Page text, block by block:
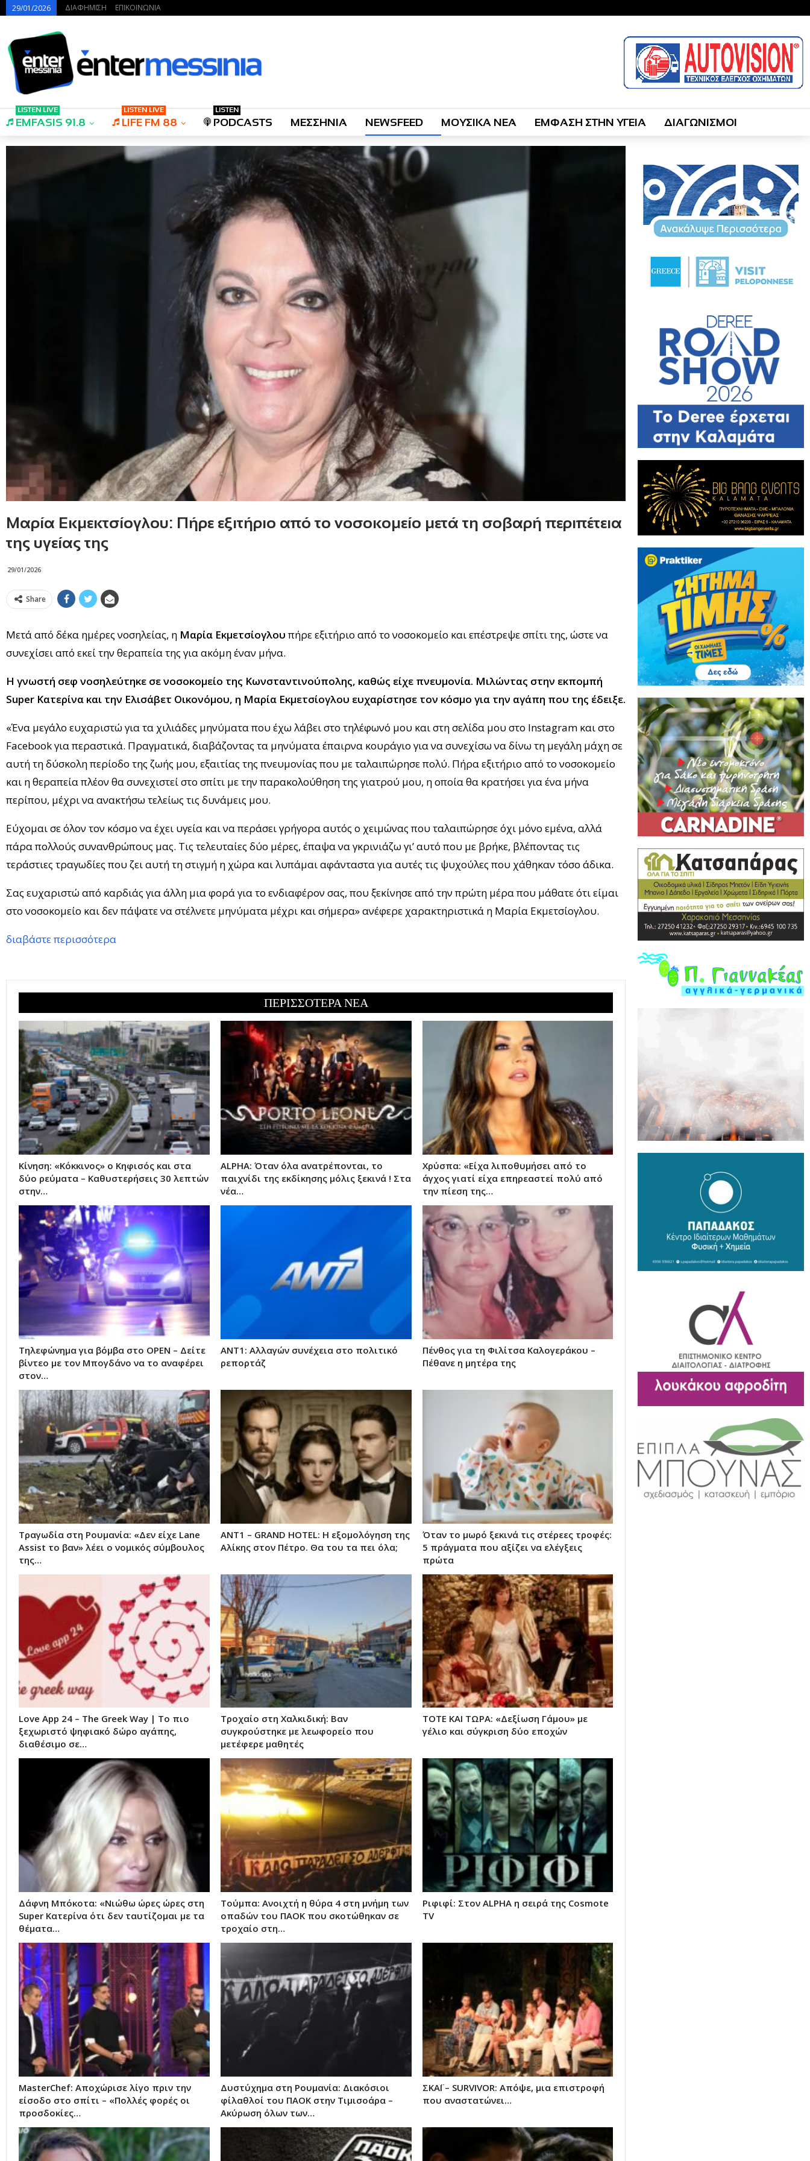
29/01/2026 ΔΙΑΦΗΜΙΣΗ ΕΠΙΚΟΙΝΩΝΙΑ
EMFASIS 91.8
LISTEN LIVE
LIFE FM 88
LISTEN LIVE
PODCASTS
LISTEN
ΜΕΣΣΗΝΙΑ NEWSFEED ΜΟΥΣΙΚΑ ΝΕΑ ΕΜΦΑΣΗ ΣΤΗΝ ΥΓΕΙΑ ΔΙΑΓΩΝΙΣΜΟΙ
Μαρία Εκμεκτσίογλου: Πήρε εξιτήριο από το νοσοκομείο μετά τη σοβαρή περιπέτεια
της υγείας της
29/01/2026
Share
Μετά από δέκα ημέρες νοσηλείας, η Μαρία Εκμετσίογλου πήρε εξιτήριο από το νοσοκομείο και επέστρεψε σπίτι της, ώστε να
συνεχίσει από εκεί την θεραπεία της για ακόμη έναν μήνα.
Η γνωστή σεφ νοσηλεύτηκε σε νοσοκομείο της Κωνσταντινούπολης, καθώς είχε πνευμονία. Μιλώντας στην εκπομπή
Super Κατερίνα και την Ελισάβετ Οικονόμου, η Μαρία Εκμετσίογλου ευχαρίστησε τον κόσμο για την αγάπη που της έδειξε.
«Ένα μεγάλο ευχαριστώ για τα χιλιάδες μηνύματα που έχω λάβει στο τηλέφωνό μου και στη σελίδα μου στο Instagram και στο
Facebook για περαστικά. Πραγματικά, διαβάζοντας τα μηνύματα έπαιρνα κουράγιο για να συνεχίσω να δίνω τη μεγάλη μάχη σε
αυτή τη δύσκολη περίοδο της ζωής μου, εξαιτίας της πνευμονίας που με ταλαιπώρησε πολύ. Πήρα εξιτήριο από το νοσοκομείο
και η θεραπεία πλέον θα συνεχιστεί στο σπίτι με την παρακολούθηση της γιατρού μου, η οποία θα κρατήσει για ένα μήνα
περίπου, μέχρι να ανακτήσω τελείως τις δυνάμεις μου.
Εύχομαι σε όλον τον κόσμο να έχει υγεία και να περάσει γρήγορα αυτός ο χειμώνας που ταλαιπώρησε όχι μόνο εμένα, αλλά
πάρα πολλούς συνανθρώπους μας. Τις τελευταίες δύο μέρες, έπαψα να γκρινιάζω γι’ αυτό που με βρήκε, βλέποντας τις
τεράστιες τραγωδίες που ζει αυτή τη στιγμή η χώρα και λυπάμαι αφάνταστα για αυτές τις ψυχούλες που χάθηκαν τόσο άδικα.
Σας ευχαριστώ από καρδιάς για άλλη μια φορά για το ενδιαφέρον σας, που ξεκίνησε από την πρώτη μέρα που μάθατε ότι είμαι
στο νοσοκομείο και δεν πάψατε να στέλνετε μηνύματα μέχρι και σήμερα» ανέφερε χαρακτηριστικά η Μαρία Εκμετσίογλου.
διαβάστε περισσότερα
ΠΕΡΙΣΣΟΤΕΡΑ ΝΕΑ
Κίνηση: «Κόκκινος» ο Κηφισός και στα
δύο ρεύματα – Καθυστερήσεις 30 λεπτών
στην…
ALPHA: Όταν όλα ανατρέπονται, το
παιχνίδι της εκδίκησης μόλις ξεκινά ! Στα
νέα…
Χρύσπα: «Είχα λιποθυμήσει από το
άγχος γιατί είχα επηρεαστεί πολύ από
την πίεση της…
Τηλεφώνημα για βόμβα στο OPEN – Δείτε
βίντεο με τον Μπογδάνο να το αναφέρει
στον…
ΑΝΤ1: Αλλαγών συνέχεια στο πολιτικό
ρεπορτάζ
Πένθος για τη Φιλίτσα Καλογεράκου –
Πέθανε η μητέρα της
Τραγωδία στη Ρουμανία: «Δεν είχε Lane
Assist το βαν» λέει ο νομικός σύμβουλος
της…
ΑΝΤ1 – GRAND HOTEL: Η εξομολόγηση της
Αλίκης στον Πέτρο. Θα του τα πει όλα;
Όταν το μωρό ξεκινά τις στέρεες τροφές:
5 πράγματα που αξίζει να ελέγξεις
πρώτα
Love App 24 – The Greek Way | Το πιο
ξεχωριστό ψηφιακό δώρο αγάπης,
διαθέσιμο σε…
Τροχαίο στη Χαλκιδική: Βαν
συγκρούστηκε με λεωφορείο που
μετέφερε μαθητές
ΤΟΤΕ ΚΑΙ ΤΩΡΑ: «Δεξίωση Γάμου» με
γέλιο και σύγκριση δύο εποχών
Δάφνη Μπόκοτα: «Νιώθω ώρες ώρες στη
Super Κατερίνα ότι δεν ταυτίζομαι με τα
θέματα…
Τούμπα: Ανοιχτή η θύρα 4 στη μνήμη των
οπαδών του ΠΑΟΚ που σκοτώθηκαν σε
τροχαίο στη…
Ριφιφί: Στον ALPHA η σειρά της Cosmote
TV
MasterChef: Αποχώρισε λίγο πριν την
είσοδο στο σπίτι – «Πολλές φορές οι
προσδοκίες…
Δυστύχημα στη Ρουμανία: Διακόσιοι
φίλαθλοί του ΠΑΟΚ στην Τιμισοάρα –
Ακύρωση όλων των…
ΣΚΑΪ – SURVIVOR: Απόψε, μια επιστροφή
που αναστατώνει…